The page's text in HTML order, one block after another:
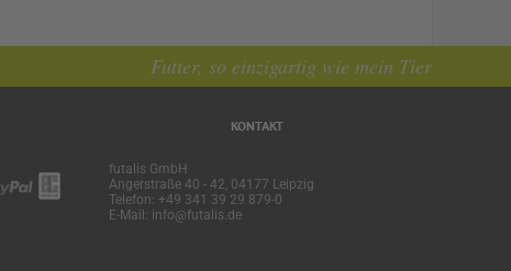
Futter, so einzigartig wie mein Tier
KONTAKT
futalis GmbH
Angerstraße 40 - 42, 04177 Leipzig
Telefon: +49 341 39 29 879-0
E-Mail: info@futalis.de